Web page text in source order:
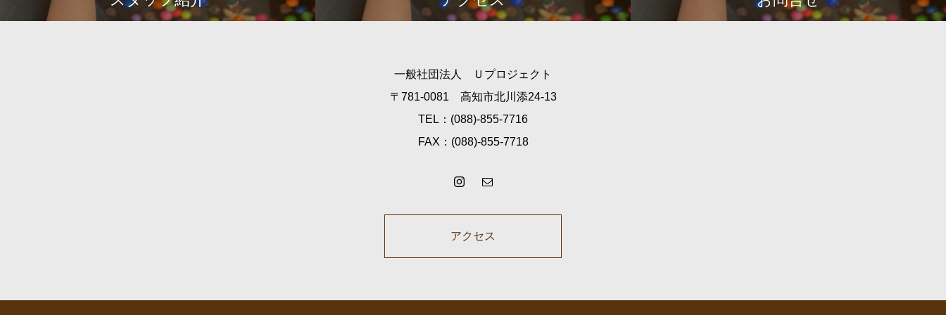
一般社団法人 Ｕプロジェクト
〒781-0081 高知市北川添24-13
TEL：(088)-855-7716
FAX：(088)-855-7718
アクセス